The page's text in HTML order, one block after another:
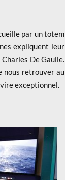
par un totem
expliquent leur
De Gaulle.
nous retrouver au
exceptionnel.